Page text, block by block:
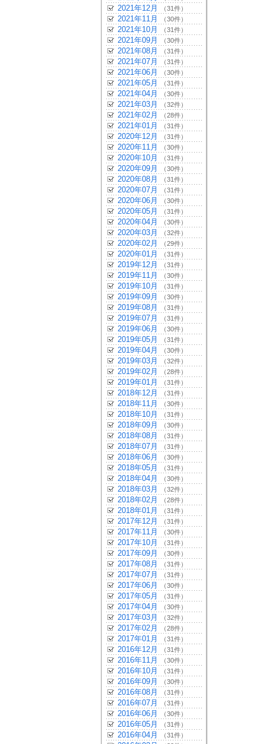
2021年12月 （31件）
2021年11月 （30件）
2021年10月 （31件）
2021年09月 （30件）
2021年08月 （31件）
2021年07月 （31件）
2021年06月 （30件）
2021年05月 （31件）
2021年04月 （30件）
2021年03月 （32件）
2021年02月 （28件）
2021年01月 （31件）
2020年12月 （31件）
2020年11月 （30件）
2020年10月 （31件）
2020年09月 （30件）
2020年08月 （31件）
2020年07月 （31件）
2020年06月 （30件）
2020年05月 （31件）
2020年04月 （30件）
2020年03月 （32件）
2020年02月 （29件）
2020年01月 （31件）
2019年12月 （31件）
2019年11月 （30件）
2019年10月 （31件）
2019年09月 （30件）
2019年08月 （31件）
2019年07月 （31件）
2019年06月 （30件）
2019年05月 （31件）
2019年04月 （30件）
2019年03月 （32件）
2019年02月 （28件）
2019年01月 （31件）
2018年12月 （31件）
2018年11月 （30件）
2018年10月 （31件）
2018年09月 （30件）
2018年08月 （31件）
2018年07月 （31件）
2018年06月 （30件）
2018年05月 （31件）
2018年04月 （30件）
2018年03月 （32件）
2018年02月 （28件）
2018年01月 （31件）
2017年12月 （31件）
2017年11月 （30件）
2017年10月 （31件）
2017年09月 （30件）
2017年08月 （31件）
2017年07月 （31件）
2017年06月 （30件）
2017年05月 （31件）
2017年04月 （30件）
2017年03月 （32件）
2017年02月 （28件）
2017年01月 （31件）
2016年12月 （31件）
2016年11月 （30件）
2016年10月 （31件）
2016年09月 （30件）
2016年08月 （31件）
2016年07月 （31件）
2016年06月 （30件）
2016年05月 （31件）
2016年04月 （31件）